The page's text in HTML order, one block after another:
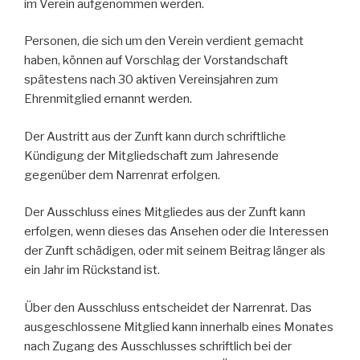
im Verein aufgenommen werden.
Personen, die sich um den Verein verdient gemacht
haben, können auf Vorschlag der Vorstandschaft
spätestens nach 30 aktiven Vereinsjahren zum
Ehrenmitglied ernannt werden.
Der Austritt aus der Zunft kann durch schriftliche
Kündigung der Mitgliedschaft zum Jahresende
gegenüber dem Narrenrat erfolgen.
Der Ausschluss eines Mitgliedes aus der Zunft kann
erfolgen, wenn dieses das Ansehen oder die Interessen
der Zunft schädigen, oder mit seinem Beitrag länger als
ein Jahr im Rückstand ist.
Über den Ausschluss entscheidet der Narrenrat. Das
ausgeschlossene Mitglied kann innerhalb eines Monates
nach Zugang des Ausschlusses schriftlich bei der